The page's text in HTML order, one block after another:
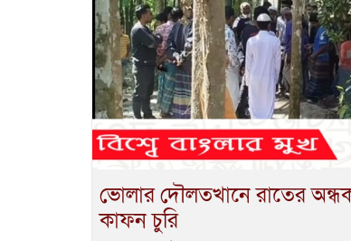
ভোলার দৌলতখানে রাতের
কাফন চুরি